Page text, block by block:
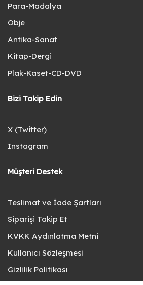
Para-Madalya
Obje
Antika-Sanat
Kitap-Dergi
Plak-Kaset-CD-DVD
Bizi Takip Edin
X (Twitter)
Instagram
Müşteri Destek
Teslimat ve İade Şartları
Siparişi Takip Et
KVKK Aydınlatma Metni
Kullanıcı Sözleşmesi
Gizlilik Politikası